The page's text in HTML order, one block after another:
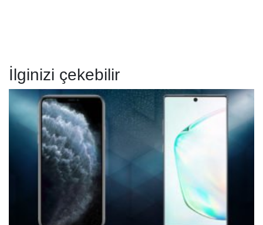
İlginizi çekebilir